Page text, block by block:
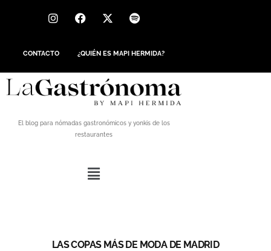
CONTACTO ¿QUIÉN ES MAPI HERMIDA?
El blog para nómadas gastronómicos y yonkis de los
restaurantes
LAS COPAS MÁS DE MODA DE MADRID